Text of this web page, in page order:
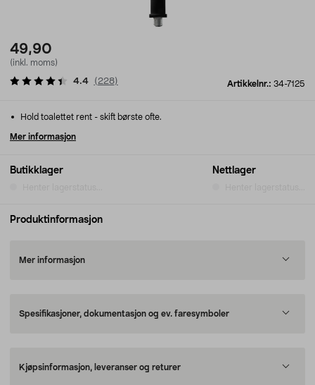
49,90
(inkl. moms)
Artikkelnr.: 34-7125
4.4 ( 228)
Butikklager Nettlager
Hold toalettet rent - skift børste ofte.
Mer informasjon
Produktinformasjon
Mer informasjon
Spesifikasjoner, dokumentasjon og ev. faresymboler
Kjøpsinformasjon, leveranser og returer